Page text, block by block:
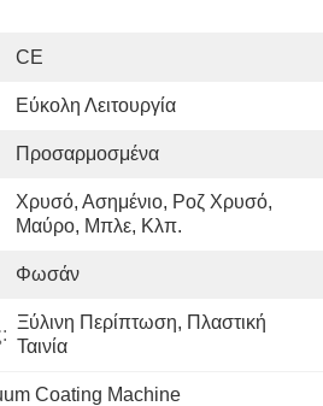
CE
Εύκολη Λειτουργία
Προσαρμοσμένα
Χρυσό, Ασημένιο, Ροζ Χρυσό,
Μαύρο, Μπλε, Κλπ.
Φωσάν
Ξύλινη Περίπτωση, Πλαστική
Ταινία
Coating Machine